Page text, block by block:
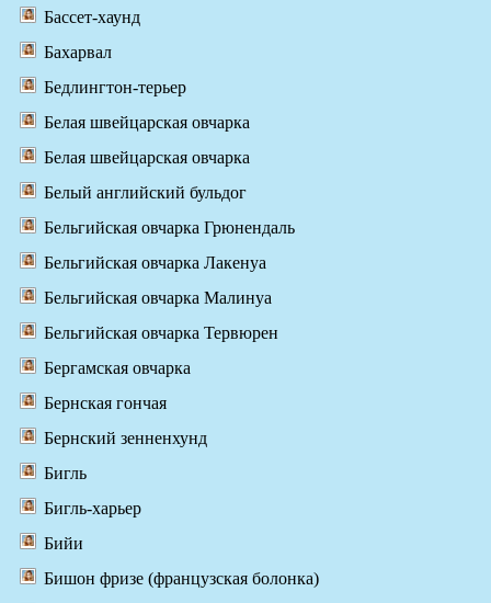
Бассет-хаунд
Бахарвал
Бедлингтон-терьер
Белая швейцарская овчарка
Белая швейцарская овчарка
Белый английский бульдог
Бельгийская овчарка Грюнендаль
Бельгийская овчарка Лакенуа
Бельгийская овчарка Малинуа
Бельгийская овчарка Тервюрен
Бергамская овчарка
Бернская гончая
Бернский зенненхунд
Бигль
Бигль-харьер
Бийи
Бишон фризе (французская болонка)